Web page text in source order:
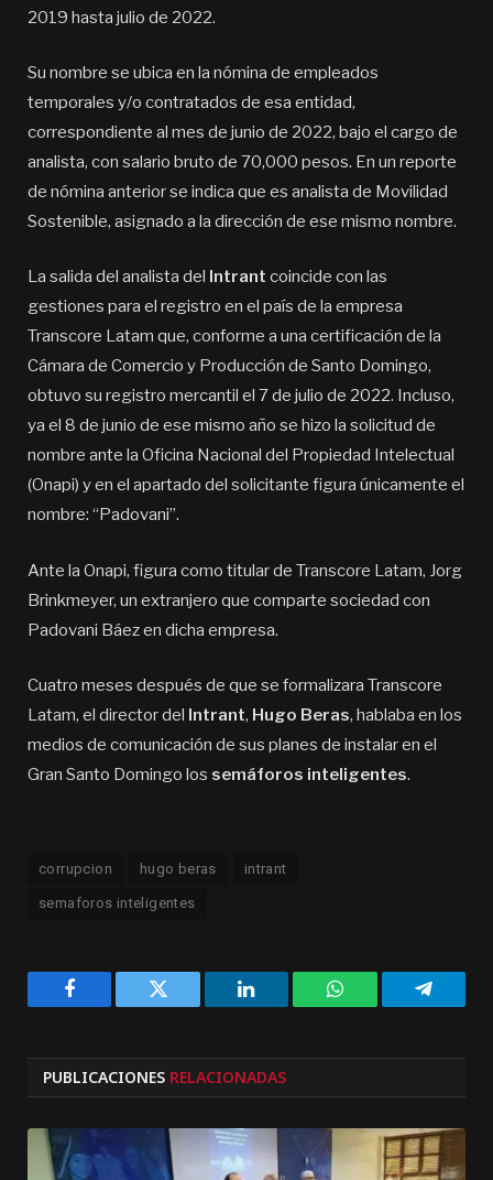
2019 hasta julio de 2022.
Su nombre se ubica en la nómina de empleados
temporales y/o contratados de esa entidad,
correspondiente al mes de junio de 2022, bajo el cargo de
analista, con salario bruto de 70,000 pesos. En un reporte
de nómina anterior se indica que es analista de Movilidad
Sostenible, asignado a la dirección de ese mismo nombre.
La salida del analista del Intrant coincide con las
gestiones para el registro en el país de la empresa
Transcore Latam que, conforme a una certificación de la
Cámara de Comercio y Producción de Santo Domingo,
obtuvo su registro mercantil el 7 de julio de 2022. Incluso,
ya el 8 de junio de ese mismo año se hizo la solicitud de
nombre ante la Oficina Nacional del Propiedad Intelectual
(Onapi) y en el apartado del solicitante figura únicamente el
nombre: “Padovani”.
Ante la Onapi, figura como titular de Transcore Latam, Jorg
Brinkmeyer, un extranjero que comparte sociedad con
Padovani Báez en dicha empresa.
Cuatro meses después de que se formalizara Transcore
Latam, el director del Intrant, Hugo Beras, hablaba en los
medios de comunicación de sus planes de instalar en el
Gran Santo Domingo los semáforos inteligentes.
corrupcion hugo beras intrant
semaforos inteligentes
Facebook Twitter LinkedIn WhatsApp
PUBLICACIONES RELACIONADAS